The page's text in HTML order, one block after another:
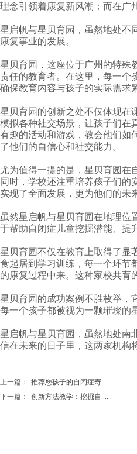
理念引领着康复新风潮；而在广
星启帆与星贝育园，虽然地处不
康复事业的发展。
星贝育园，这座位于广州的特殊
责任的教育者。在这里，每一个
确保教育内容与孩子的实际需求
星贝育园的创新之处不仅体现在
模拟各种社交场景，让孩子们在
有趣的活动和游戏，教会他们如
了他们的自信心和社交能力。
尤为值得一提的是，星贝育园在
同时，学校还注重培养孩子们的
实现了全面发展，更为他们的未
虽然星启帆与星贝育园在地理位
于帮助自闭症儿童挖掘潜能、提
星贝育园不仅在教育上取得了显
食起居到学习训练，每一个环节
的康复过程中来。这种家校共育
星贝育园的成功案例不胜枚举，
每一个孩子都被视为一颗璀璨的
星启帆与星贝育园，虽然地处南
信在未来的日子里，这两家机构
上一篇：
推荐您孩子的自闭症寄......
下一篇：
创新方法教学：挖掘自......